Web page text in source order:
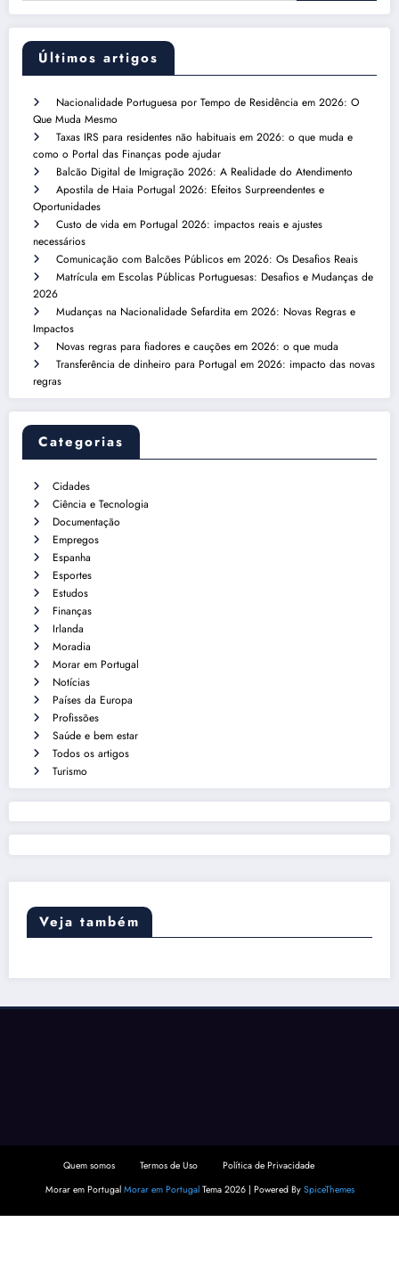
Últimos artigos
Nacionalidade Portuguesa por Tempo de Residência em 2026: O
Que Muda Mesmo
Taxas IRS para residentes não habituais em 2026: o que muda e
como o Portal das Finanças pode ajudar
Balcão Digital de Imigração 2026: A Realidade do Atendimento
Apostila de Haia Portugal 2026: Efeitos Surpreendentes e
Oportunidades
Custo de vida em Portugal 2026: impactos reais e ajustes
necessários
Comunicação com Balcões Públicos em 2026: Os Desafios Reais
Matrícula em Escolas Públicas Portuguesas: Desafios e Mudanças de
2026
Mudanças na Nacionalidade Sefardita em 2026: Novas Regras e
Impactos
Novas regras para fiadores e cauções em 2026: o que muda
Transferência de dinheiro para Portugal em 2026: impacto das novas
regras
Categorias
Cidades
Ciência e Tecnologia
Documentação
Empregos
Espanha
Esportes
Estudos
Finanças
Irlanda
Moradia
Morar em Portugal
Notícias
Países da Europa
Profissões
Saúde e bem estar
Todos os artigos
Turismo
Veja também
Quem somos Termos de Uso
Política de Privacidade
Morar em Portugal Morar em PortugalTema 2026 | Powered By SpiceThemes